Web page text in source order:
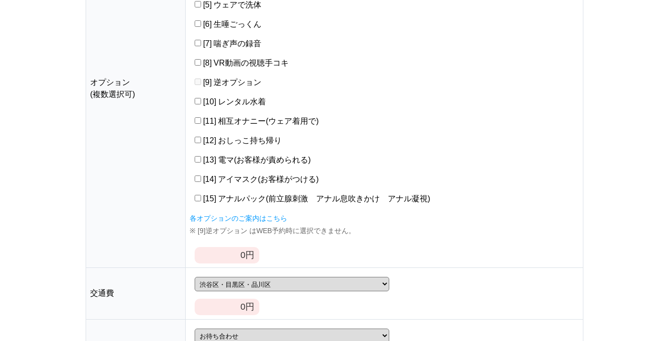
オプション
(複数選択可)
[5] ウェアで洗体
[6] 生唾ごっくん
[7] 喘ぎ声の録音
[8] VR動画の視聴手コキ
[9] 逆オプション
[10] レンタル水着
[11] 相互オナニー(ウェア着用で)
[12] おしっこ持ち帰り
[13] 電マ(お客様が責められる)
[14] アイマスク(お客様がつける)
[15] アナルパック(前立腺刺激 アナル息吹きかけ アナル凝視)
各オプションのご案内はこちら
※ [9]逆オプション はWEB予約時に選択できません。
0円
交通費
0円